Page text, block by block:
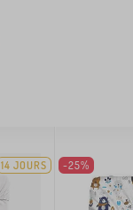
14 JOURS -25%